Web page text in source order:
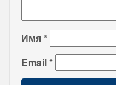
Имя*
Email*